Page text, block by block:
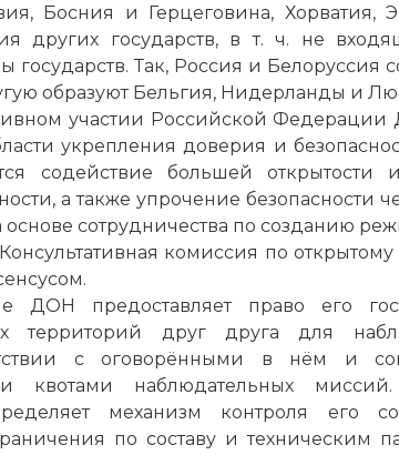
Босния и Герцеговина, Хорватия,
других государств, в т. ч. не
государств. Так, Россия и Белоруссия
образуют Бельгия, Нидерланды и
участии Российской
укрепления доверия и
содействие большей открытости
а также упрочение безопасности
сотрудничества по созданию
комиссия по
ДОН предоставляет право его
территорий друг друга для
с оговорёнными в нём и
квотами наблюдательных
механизм контроля его
по составу и техническим